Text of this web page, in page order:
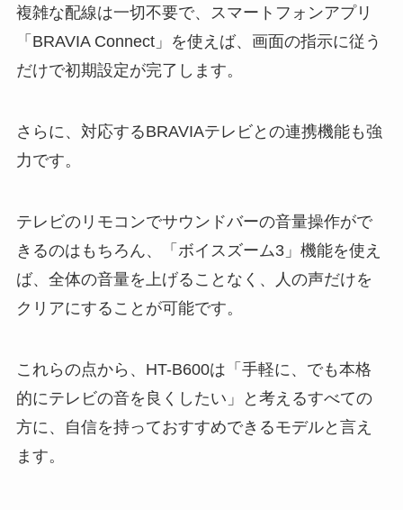
複雑な配線は一切不要で、スマートフォンアプリ
「BRAVIA Connect」を使えば、画面の指示に従う
だけで初期設定が完了します。
さらに、対応するBRAVIAテレビとの連携機能も強
力です。
テレビのリモコンでサウンドバーの音量操作がで
きるのはもちろん、「ボイスズーム3」機能を使え
ば、全体の音量を上げることなく、人の声だけを
クリアにすることが可能です。
これらの点から、HT-B600は「手軽に、でも本格
的にテレビの音を良くしたい」と考えるすべての
方に、自信を持っておすすめできるモデルと言え
ます。